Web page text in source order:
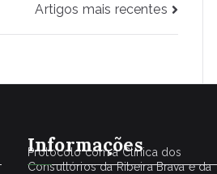
Artigos mais recentes
Informações
Protocolo com a Clínica dos
Consultórios da Ribeira Brava e da